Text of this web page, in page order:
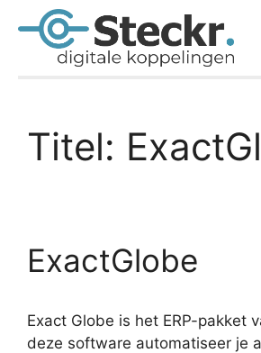
Titel:
ExactGlobe
Exact Globe is het ERP-pakket
deze software automatiseer je